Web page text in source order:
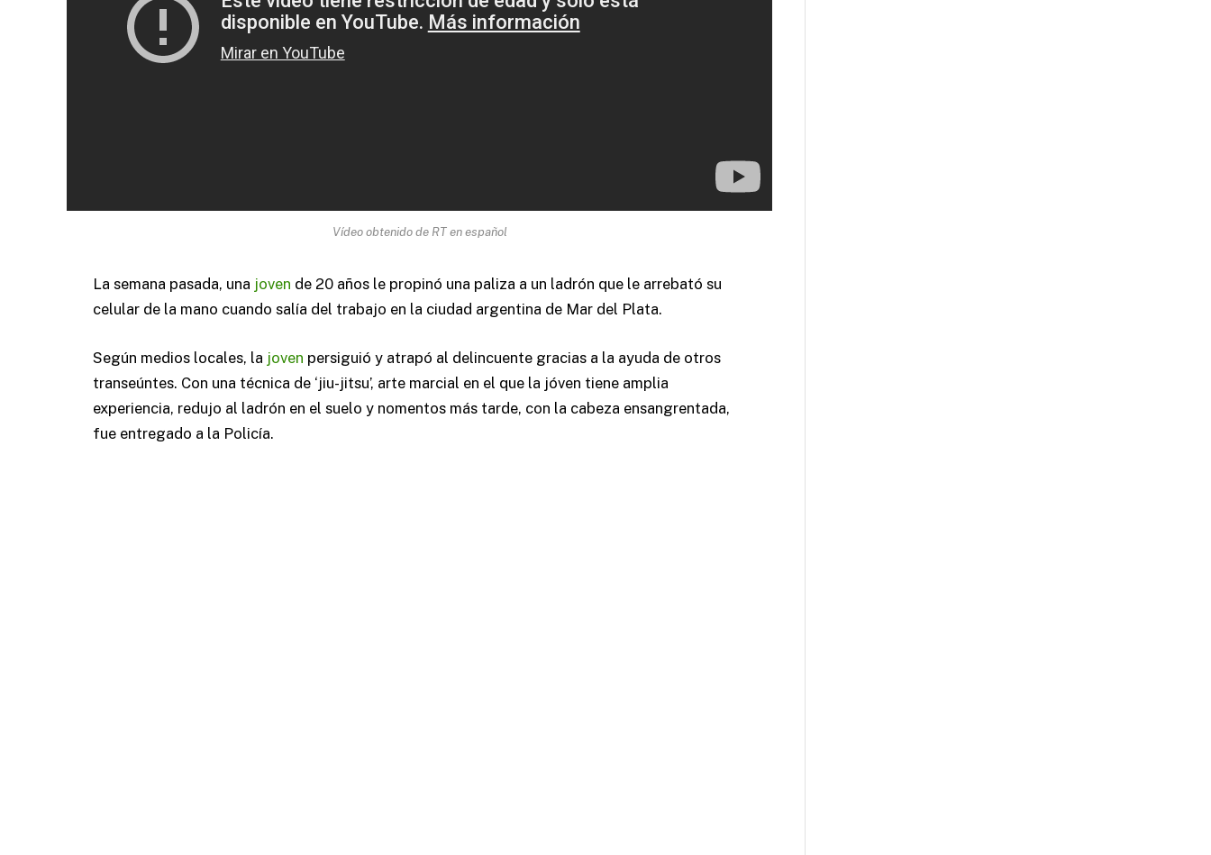
Vídeo obtenido de RT en español
La semana pasada, una joven de 20 años le propinó una paliza a un ladrón que le arrebató su
celular de la mano cuando salía del trabajo en la ciudad argentina de Mar del Plata.
Según medios locales, la joven persiguió y atrapó al delincuente gracias a la ayuda de otros
transeúntes. Con una técnica de ‘jiu-jitsu’, arte marcial en el que la jóven tiene amplia
experiencia, redujo al ladrón en el suelo y nomentos más tarde, con la cabeza ensangrentada,
fue entregado a la Policía.